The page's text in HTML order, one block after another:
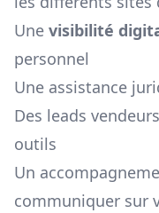
Une visibilité
personnel
Une assistance
Des leads
outils
Un
communiquer sur